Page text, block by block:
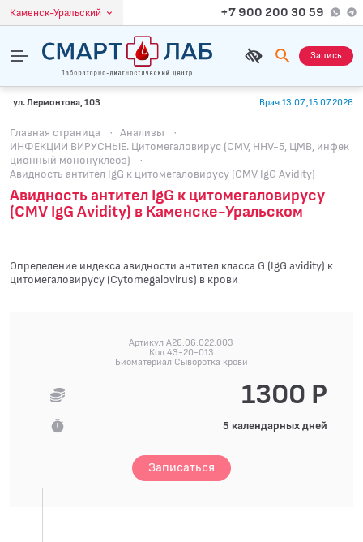
Каменск-Уральский +7 900 200 30 59
Запись
ул. Лермонтова, 103 Врач 13.07.,15.07.2026
Главная страница · Анализы
·
ИНФЕКЦИИ ВИРУСНЫЕ. Цитомегаловирус (CMV, HHV-5, ЦМВ, инфек
ционный мононуклеоз)
·
Авидность антител IgG к цитомегаловирусу (CMV IgG Avidity)
Авидность антител IgG к цитомегаловирусу
(CMV IgG Avidity) в Каменске-Уральском
Определение индекса авидности антител класса G (IgG avidity) к
цитомегаловирусу (Cytomegalovirus) в крови
Артикул A26.06.022.003
Код 43-20-013
Биоматериал Сыворотка крови
1300 Р
5 календарных дней
Записаться